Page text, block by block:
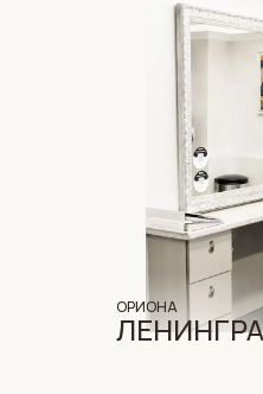
ОРИОНА